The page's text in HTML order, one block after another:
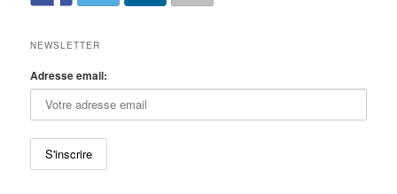
NEWSLETTER
Adresse email: